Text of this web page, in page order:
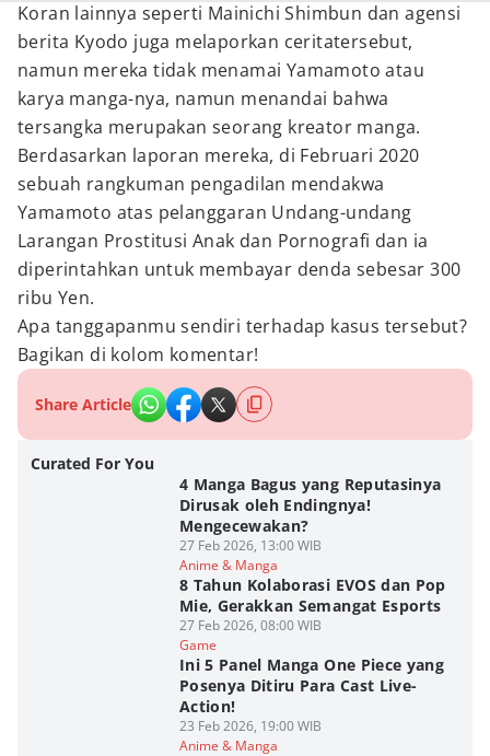
Koran lainnya seperti Mainichi Shimbun dan agensi
berita Kyodo juga melaporkan ceritatersebut,
namun mereka tidak menamai Yamamoto atau
karya manga-nya, namun menandai bahwa
tersangka merupakan seorang kreator manga.
Berdasarkan laporan mereka, di Februari 2020
sebuah rangkuman pengadilan mendakwa
Yamamoto atas pelanggaran Undang-undang
Larangan Prostitusi Anak dan Pornografi dan ia
diperintahkan untuk membayar denda sebesar 300
ribu Yen.
Apa tanggapanmu sendiri terhadap kasus tersebut?
Bagikan di kolom komentar!
Share Article
Curated For You
4 Manga Bagus yang Reputasinya
Dirusak oleh Endingnya!
Mengecewakan?
27 Feb 2026, 13:00 WIB
Anime & Manga
8 Tahun Kolaborasi EVOS dan Pop
Mie, Gerakkan Semangat Esports
27 Feb 2026, 08:00 WIB
Game
Ini 5 Panel Manga One Piece yang
Posenya Ditiru Para Cast Live-
Action!
23 Feb 2026, 19:00 WIB
Anime & Manga